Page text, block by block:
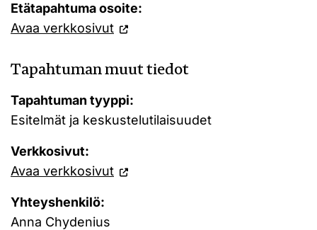
Etätapahtuma osoite:
Avaa verkkosivut
Tapahtuman muut tiedot
Tapahtuman tyyppi:
Esitelmät ja keskustelutilaisuudet
Verkkosivut:
Avaa verkkosivut
Yhteyshenkilö:
Anna Chydenius